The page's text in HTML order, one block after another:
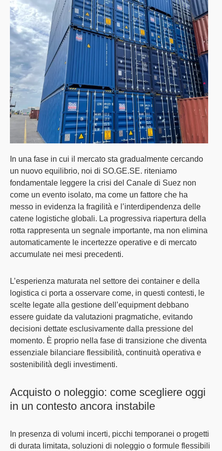
In una fase in cui il mercato sta gradualmente cercando
un nuovo equilibrio, noi di SO.GE.SE. riteniamo
fondamentale leggere la crisi del Canale di Suez non
come un evento isolato, ma come un fattore che ha
messo in evidenza la fragilità e l’interdipendenza delle
catene logistiche globali. La progressiva riapertura della
rotta rappresenta un segnale importante, ma non elimina
automaticamente le incertezze operative e di mercato
accumulate nei mesi precedenti.
L’esperienza maturata nel settore dei container e della
logistica ci porta a osservare come, in questi contesti, le
scelte legate alla gestione dell’equipment debbano
essere guidate da valutazioni pragmatiche, evitando
decisioni dettate esclusivamente dalla pressione del
momento. È proprio nella fase di transizione che diventa
essenziale bilanciare flessibilità, continuità operativa e
sostenibilità degli investimenti.
Acquisto o noleggio: come scegliere oggi
in un contesto ancora instabile
In presenza di volumi incerti, picchi temporanei o progetti
di durata limitata, soluzioni di noleggio o formule flessibili